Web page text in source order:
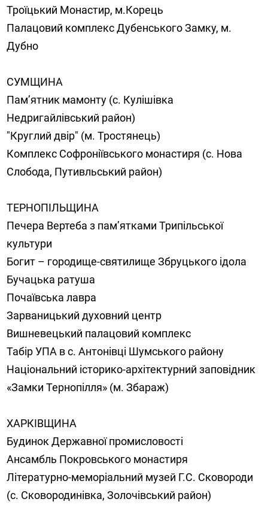
Троїцький Монастир, м.Корець
Палацовий комплекс Дубенського Замку, м.
Дубно
СУМЩИНА
Пам’ятник мамонту (с. Кулішівка
Недригайлівський район)
"Круглий двір" (м. Тростянець)
Комплекс Софроніївського монастиря (с. Нова
Слобода, Путивльський район)
ТЕРНОПІЛЬЩИНА
Печера Вертеба з пам’ятками Трипільської
культури
Богит – городище-святилище Збруцького ідола
Бучацька ратуша
Почаївська лавра
Зарваницький духовний центр
Вишневецький палацовий комплекс
Табір УПА в с. Антонівці Шумського району
Національний історико-архітектурний заповідник
«Замки Тернопілля» (м. Збараж)
ХАРКІВЩИНА
Будинок Державної промисловості
Ансамбль Покровського монастиря
Літературно-меморіальний музей Г.С. Сковороди
(с. Сковородинівка, Золочівський район)